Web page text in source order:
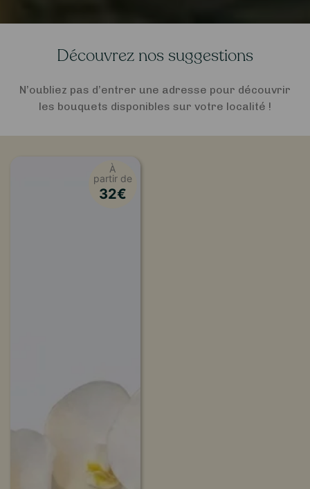
Découvrez nos suggestions
N’oubliez pas d’entrer une adresse pour découvrir
les bouquets disponibles sur votre localité !
À
partir de
32€